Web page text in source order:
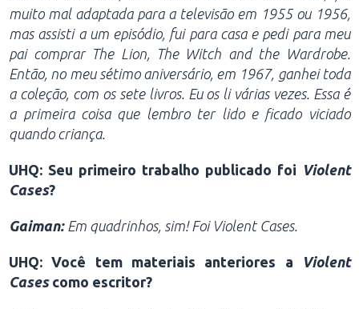
muito mal adaptada para a televisão em 1955 ou 1956,
mas assisti a um episódio, fui para casa e pedi para meu
pai comprar The Lion, The Witch and the Wardrobe.
Então, no meu sétimo aniversário, em 1967, ganhei toda
a coleção, com os sete livros. Eu os li várias vezes. Essa é
a primeira coisa que lembro ter lido e ficado viciado
quando criança.
UHQ: Seu primeiro trabalho publicado foi Violent
Cases?
Gaiman:Em quadrinhos, sim! Foi Violent Cases.
UHQ: Você tem materiais anteriores a
Violent
Casescomo escritor?